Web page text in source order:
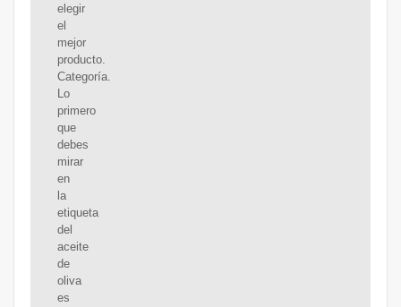
elegir
el
mejor
producto.
Categoría.
Lo
primero
que
debes
mirar
en
la
etiqueta
del
aceite
de
oliva
es